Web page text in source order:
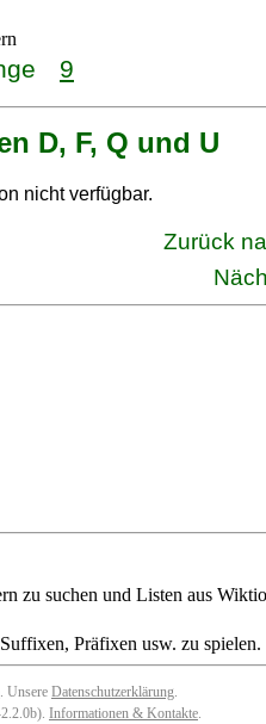
9
D, F, Q und U
nicht verfügbar.
Zurück
zu suchen und Listen aus
Präfixen usw. zu spielen.
. Unsere Datenschutzerklärung.
b). Informationen & Kontakte.